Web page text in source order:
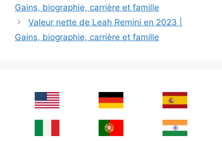
Gains, biographie, carrière et famille
Valeur nette de Leah Remini en 2023 |
Gains, biographie, carrière et famille